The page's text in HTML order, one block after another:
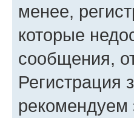
менее,
которые
сообщения,
Регистрация
рекомендуем